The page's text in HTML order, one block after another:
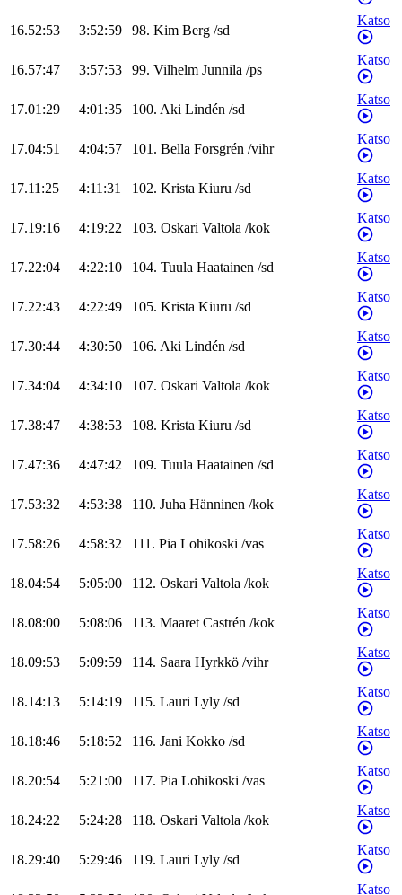
16.52:53 3:52:59 98. Kim Berg /sd
Katso
16.57:47 3:57:53 99. Vilhelm Junnila /ps
Katso
17.01:29 4:01:35 100. Aki Lindén /sd
Katso
17.04:51 4:04:57 101. Bella Forsgrén /vihr
Katso
17.11:25 4:11:31 102. Krista Kiuru /sd
Katso
17.19:16 4:19:22 103. Oskari Valtola /kok
Katso
17.22:04 4:22:10 104. Tuula Haatainen /sd
Katso
17.22:43 4:22:49 105. Krista Kiuru /sd
Katso
17.30:44 4:30:50 106. Aki Lindén /sd
Katso
17.34:04 4:34:10 107. Oskari Valtola /kok
Katso
17.38:47 4:38:53 108. Krista Kiuru /sd
Katso
17.47:36 4:47:42 109. Tuula Haatainen /sd
Katso
17.53:32 4:53:38 110. Juha Hänninen /kok
Katso
17.58:26 4:58:32 111. Pia Lohikoski /vas
Katso
18.04:54 5:05:00 112. Oskari Valtola /kok
Katso
18.08:00 5:08:06 113. Maaret Castrén /kok
Katso
18.09:53 5:09:59 114. Saara Hyrkkö /vihr
Katso
18.14:13 5:14:19 115. Lauri Lyly /sd
Katso
18.18:46 5:18:52 116. Jani Kokko /sd
Katso
18.20:54 5:21:00 117. Pia Lohikoski /vas
Katso
18.24:22 5:24:28 118. Oskari Valtola /kok
Katso
18.29:40 5:29:46 119. Lauri Lyly /sd
Katso
Katso